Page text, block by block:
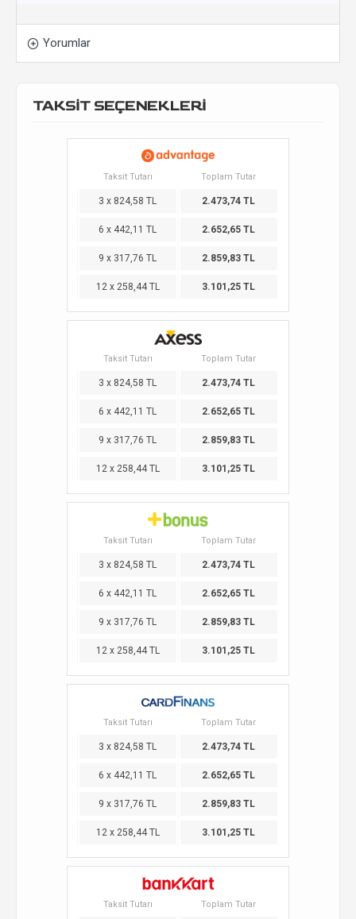
Yorumlar
TAKSİT SEÇENEKLERİ
Taksit Tutarı Toplam Tutar
3 x 824,58 TL 2.473,74 TL
6 x 442,11 TL 2.652,65 TL
9 x 317,76 TL 2.859,83 TL
12 x 258,44 TL 3.101,25 TL
Taksit Tutarı Toplam Tutar
3 x 824,58 TL 2.473,74 TL
6 x 442,11 TL 2.652,65 TL
9 x 317,76 TL 2.859,83 TL
12 x 258,44 TL 3.101,25 TL
Taksit Tutarı Toplam Tutar
3 x 824,58 TL 2.473,74 TL
6 x 442,11 TL 2.652,65 TL
9 x 317,76 TL 2.859,83 TL
12 x 258,44 TL 3.101,25 TL
Taksit Tutarı Toplam Tutar
3 x 824,58 TL 2.473,74 TL
6 x 442,11 TL 2.652,65 TL
9 x 317,76 TL 2.859,83 TL
12 x 258,44 TL 3.101,25 TL
Taksit Tutarı Toplam Tutar